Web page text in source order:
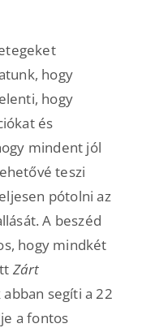
hogy
hogy
és
mindent jól
teszi
pótolni az
A beszéd
hogy mindkét
Zárt
segíti a 22
a fontos